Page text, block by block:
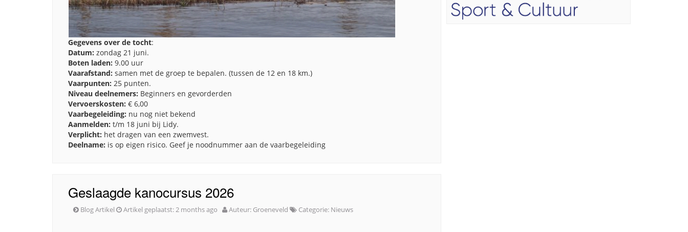
Gegevens over de tocht:
Datum: zondag 21 juni.
Boten laden: 9.00 uur
Vaarafstand: samen met de groep te bepalen. (tussen de 12 en 18 km.)
Vaarpunten: 25 punten.
Niveau deelnemers: Beginners en gevorderden
Vervoerskosten: € 6,00
Vaarbegeleiding: nu nog niet bekend
Aanmelden: t/m 18 juni bij Lidy.
Verplicht: het dragen van een zwemvest.
Deelname: is op eigen risico. Geef je noodnummer aan de vaarbegeleiding
Geslaagde kanocursus 2026
Blog Artikel Artikel geplaatst:2 months ago Auteur: Groeneveld Categorie: Nieuws